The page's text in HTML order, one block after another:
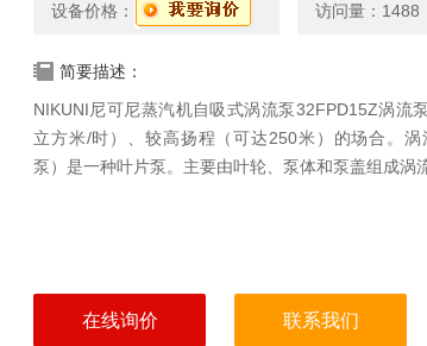
设备价格： 访问量：1488
简要描述：
NIKUNI尼可尼蒸汽机自吸式涡流泵32FPD15Z涡流
立方米/时）、较高扬程（可达250米）的场合。涡
泵）是一种叶片泵。主要由叶轮、泵体和泵盖组成涡
在线询价 联系我们